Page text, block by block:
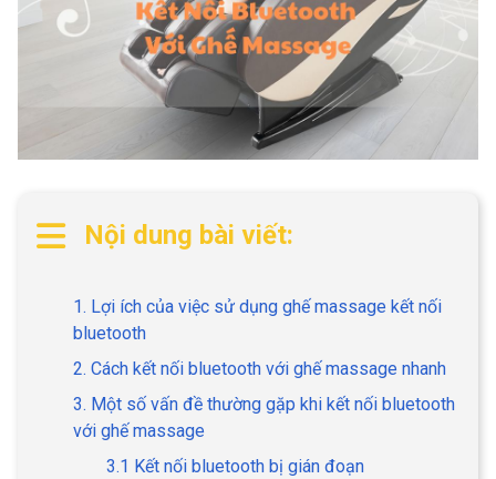
Nội dung bài viết:
1. Lợi ích của việc sử dụng ghế massage kết nối
bluetooth
2. Cách kết nối bluetooth với ghế massage nhanh
3. Một số vấn đề thường gặp khi kết nối bluetooth
với ghế massage
3.1 Kết nối bluetooth bị gián đoạn